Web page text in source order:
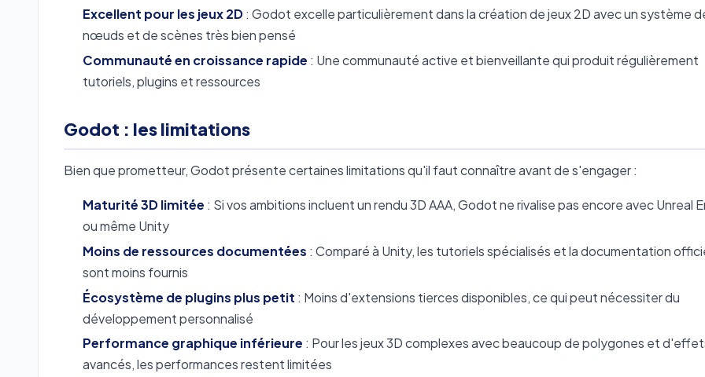
Excellent pour les jeux 2D: Godot excelle particulièrement dans la création de jeux 2D avec un système
nœuds et de scènes très bien pensé
Communauté en croissance rapide : Une communauté active et bienveillante qui produit régulièrement
tutoriels, plugins et ressources
Godot : les limitations
Bien que prometteur, Godot présente certaines limitations qu'il faut connaître avant de s'engager :
Maturité 3D limitée : Si vos ambitions incluent un rendu 3D AAA, Godot ne rivalise pas encore avec Unreal
ou même Unity
Moins de ressources documentées : Comparé à Unity, les tutoriels spécialisés et la documentation
sont moins fournis
Écosystème de plugins plus petit : Moins d'extensions tierces disponibles, ce qui peut nécessiter du
développement personnalisé
Performance graphique inférieure : Pour les jeux 3D complexes avec beaucoup de polygones et
avancés, les performances restent limitées